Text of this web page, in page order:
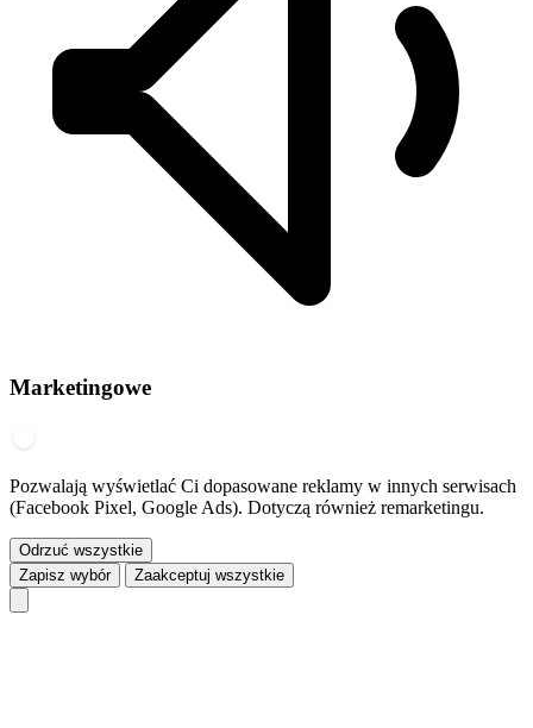
Marketingowe
Pozwalają wyświetlać Ci dopasowane reklamy w innych serwisach
(Facebook Pixel, Google Ads). Dotyczą również remarketingu.
Odrzuć wszystkie
Zapisz wybór
Zaakceptuj wszystkie